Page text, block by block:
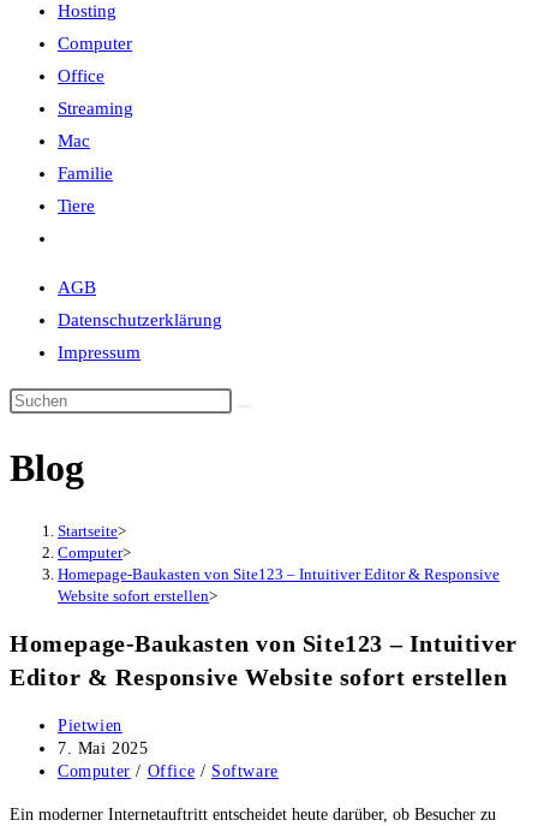
Hosting
Computer
Office
Streaming
Mac
Familie
Tiere
umschalten
AGB
Datenschutzerklärung
Impressum
Blog
Startseite>
Computer>
Homepage-Baukasten von Site123 – Intuitiver Editor & Responsive
Website sofort erstellen>
Homepage-Baukasten von Site123 – Intuitiver
Editor & Responsive Website sofort erstellen
Beitrags-
Autor:
Pietwien
Beitrag
veröffentlicht:
7. Mai 2025
Beitrags-
Computer / Office / Software
Ein moderner Internetauftritt entscheidet heute darüber, ob Besucher zu